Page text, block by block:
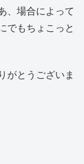
、場合によって
でもちょこっと
がとうございま